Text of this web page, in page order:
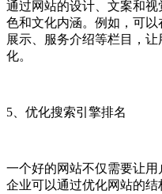
通过网站的设计、文案和
色和文化内涵。例如，可
展示、服务介绍等栏目，
化。
5、优化搜索引擎排名
一个好的网站不仅需要让用
企业可以通过优化网站的结